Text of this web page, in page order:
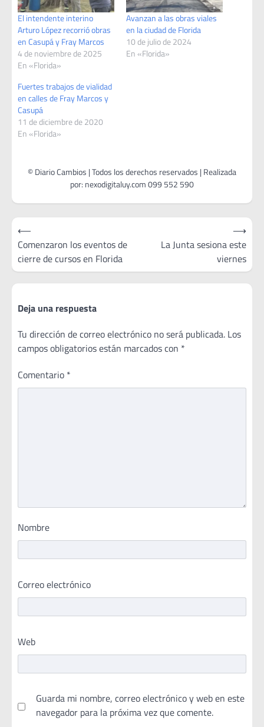
El intendente interino
Arturo López recorrió obras
en Casupá y Fray Marcos
4 de noviembre de 2025
En «Florida»
Avanzan a las obras viales
en la ciudad de Florida
10 de julio de 2024
En «Florida»
Fuertes trabajos de vialidad
en calles de Fray Marcos y
Casupá
11 de diciembre de 2020
En «Florida»
Navegación
de
entradas
⟵
Comenzaron los eventos de
cierre de cursos en Florida
La Junta sesiona este
viernes
⟶
Deja una respuesta
Tu dirección de correo electrónico no será publicada. Los
campos obligatorios están marcados con *
Comentario *
Nombre
Correo electrónico
Web
Guarda mi nombre, correo electrónico y web en este
navegador para la próxima vez que comente.